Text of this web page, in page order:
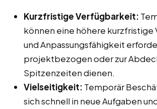
Kurzfristige Verfügbarkeit:
können eine höhere kurzfristige
und Anpassungsfähigkeit
projektbezogen oder zur
Spitzenzeiten dienen.
Vielseitigkeit: Temporär
sich schnell in neue Aufgaben